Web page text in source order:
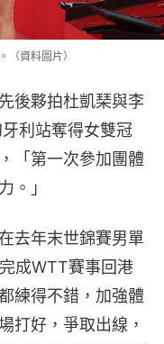
（資料圖片）
後夥拍杜凱琹與李
利站奪得女雙冠
「第一次參加團體
。」
去年末世錦賽男單
成WTT賽事回港
練得不錯，加強體
打好，爭取出線，